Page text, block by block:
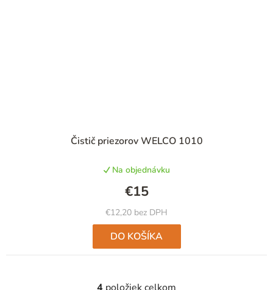
Čistič priezorov WELCO 1010
hodnotenie
je
4,5
z
5
hviezdičiek.
Na objednávku
€12,20 bez DPH
€15
DO KOŠÍKA